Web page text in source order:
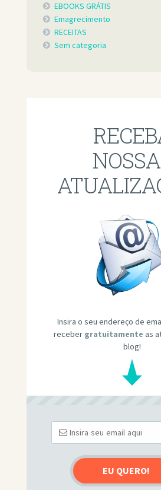
EBOOKS GRÁTIS
Emagrecimento
RECEITAS
Sem categoria
Insira o seu endereço de
receber gratuitamente as
blog!